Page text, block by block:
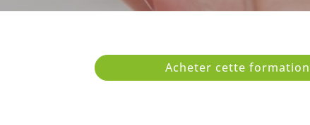
Acheter cette formation